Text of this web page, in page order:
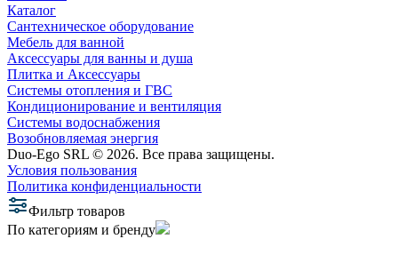
Каталог
Сантехническое оборудование
Мебель для ванной
Аксессуары для ванны и душа
Плитка и Аксессуары
Системы отопления и ГВС
Кондиционирование и вентиляция
Системы водоснабжения
Возобновляемая энергия
Duo-Ego SRL © 2026. Все права защищены.
Условия пользования
Политика конфиденциальности
Фильтр товаров
По категориям и бренду